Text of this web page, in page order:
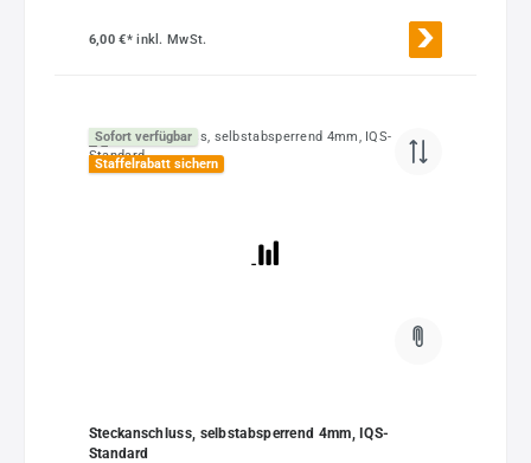
6,00 €*inkl. MwSt.
Sofort verfügbar
Staffelrabatt sichern
Steckanschluss, selbstabsperrend 4mm, IQS-
Standard